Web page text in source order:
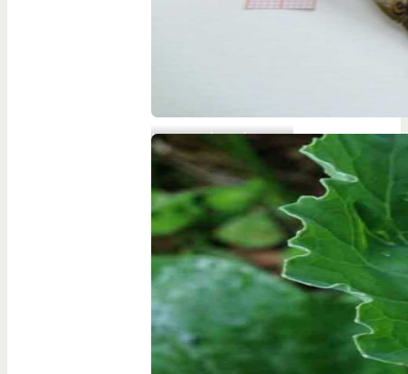
Invertebrados